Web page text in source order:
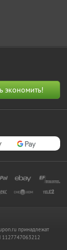
принадлежат
1127747063212